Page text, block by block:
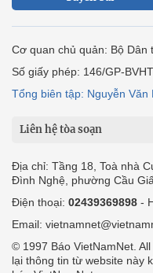
Cơ quan chủ quản: Bộ Dân
Số giấy phép: 146/GP-
Tổng biên tập: Nguyễn Văn
Liên hệ tòa soạn
Địa chỉ: Tầng 18, Toà nhà
Đình Nghệ, phường Cầu
Điện thoại: 02439369898 -
Email:
© 1997 Báo VietNamNet.
lại thông tin từ website này